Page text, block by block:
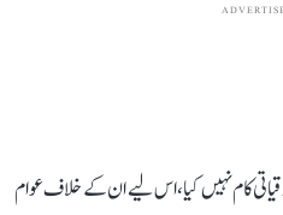
کام نہیں کیا، اس لیے ان کے خلاف عوام